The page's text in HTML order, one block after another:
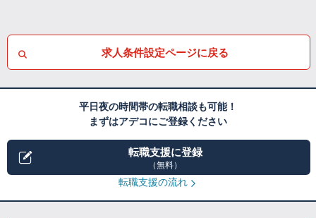
求人条件設定ページに戻る
平日夜の時間帯の転職相談も可能！
まずはアデコにご登録ください
転職支援に登録
（無料）
転職支援の流れ